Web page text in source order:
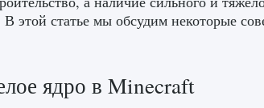
этой статье мы обсудим некоторые
ядро ​​в Minecraft